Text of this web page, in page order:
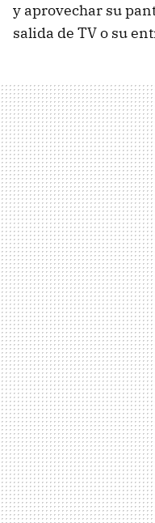
y aprovechar su
salida de TV o su